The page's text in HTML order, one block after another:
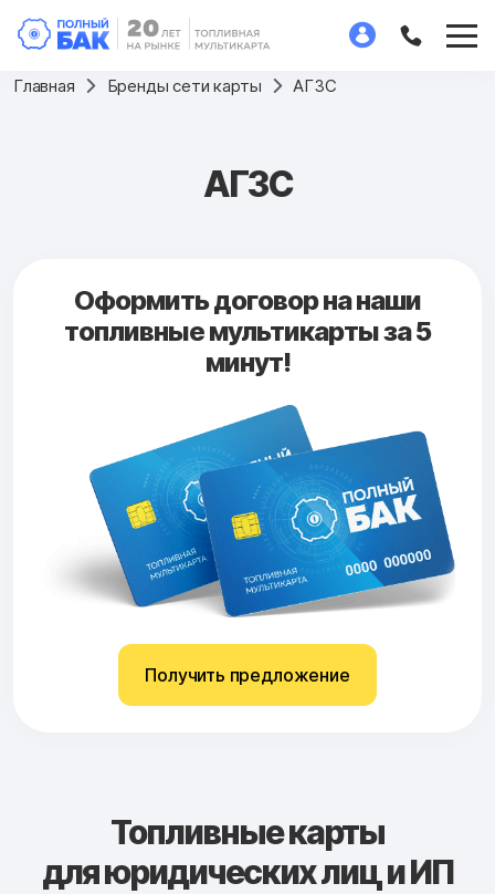
Главная Бренды сети карты АГЗС
АГЗС
Оформить договор на наши
топливные мультикарты за 5
минут!
Получить предложение
Топливные карты
для юридических лиц и ИП